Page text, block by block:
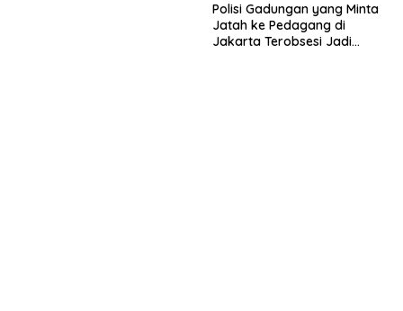
Polisi Gadungan yang Minta
Jatah ke Pedagang di
Jakarta Terobsesi Jadi